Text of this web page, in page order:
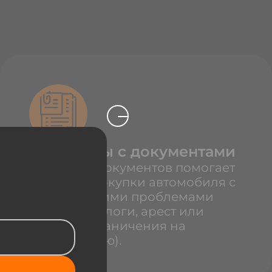
Проблемы с документами
Проверка документов помогает
избежать покупки автомобиля с
юридическими проблемами
(штрафы, залоги, арест или
розыск, ограничения на
регистрацию).